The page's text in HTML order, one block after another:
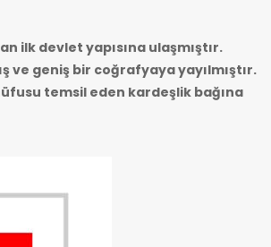
ilk devlet yapısına ulaşmıştır.
ve geniş bir coğrafyaya yayılmıştır.
temsil eden kardeşlik bağına